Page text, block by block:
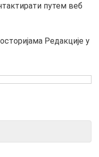
путем веб
Редакције у